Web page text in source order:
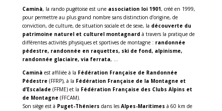
Caminà, la rando pugétoise est une association loi 1901, créé en 1999,
pour permettre au plus grand nombre sans distinction d’origine, de
conviction, de culture, de situation sociale et de sexe, la découverte du
patrimoine naturel et culturel montagnard à travers la pratique de
différentes activités physiques et sportives de montagne : randonnée
pédestre, randonnée en raquettes, ski de fond, alpinisme,
randonnée glaciaire, via ferrata, …
Caminà est affiliée à la Fédération Française de Randonnée
Pédestre (FFRP), à la Fédération Française de la Montagne et
d’Escalade (FFME) et la Fédération Française des Clubs Alpins et
de Montagne (FFCAM).
Son siège est à Puget-Théniers dans les Alpes-Maritimes à 60 km de